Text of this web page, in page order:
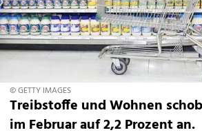
© GETTY IMAGES
Treibstoffe und Wohnen
im Februar auf 2,2 Prozent an.